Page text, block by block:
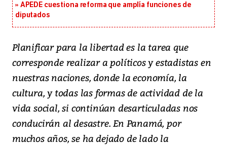
APEDE cuestiona reforma que amplía funciones de
diputados
Planificar para la libertad es la tarea que
corresponde realizar a políticos y estadistas en
nuestras naciones, donde la economía, la
cultura, y todas las formas de actividad de la
vida social, si continúan desarticuladas nos
conducirán al desastre. En Panamá, por
muchos años, se ha dejado de lado la